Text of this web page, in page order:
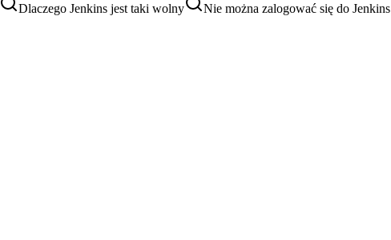
Dlaczego Jenkins jest taki wolny Nie można zalogować się do Jenkins